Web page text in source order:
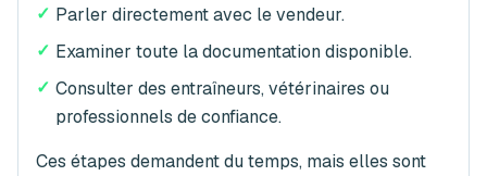
✓ Parler directement avec le vendeur.
✓ Examiner toute la documentation disponible.
✓ Consulter des entraîneurs, vétérinaires ou
professionnels de confiance.
Ces étapes demandent du temps, mais elles sont